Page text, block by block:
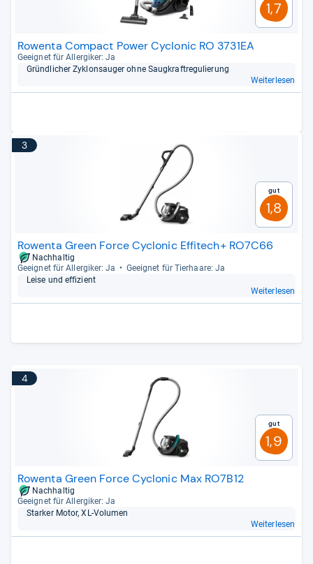
1,7
Rowenta Compact Power Cyclonic RO 3731EA
Geeig­net für All­er­gi­ker: Ja
Gründ­li­cher Zyklonsau­ger ohne Saug­kraft­re­gu­lie­rung
Weiterlesen
3
Gut
1,8
Rowenta Green Force Cyclonic Effitech+ RO7C66
Nachhaltig
Geeig­net für All­er­gi­ker: Ja
Geeig­net für Tier­haare: Ja
Leise und effi­zi­ent
Weiterlesen
4
Gut
1,9
Rowenta Green Force Cyclonic Max RO7B12
Nachhaltig
Geeig­net für All­er­gi­ker: Ja
Star­ker Motor, XL-​Volu­men
Weiterlesen